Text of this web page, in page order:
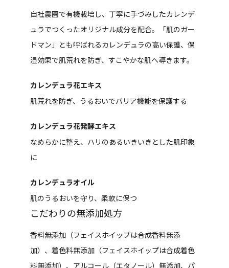
自社農園で有機栽培し、丁寧に手づみしたカレンデ
ュラでつくったオリジナル成分を配合。「肌のガー
ドマン」とも呼ばれるカレンデュラの高い保護、保
湿効果で肌荒れを防ぎ、すこやかな肌へ導きます。
カレンデュラ花エキス
肌荒れを防ぎ、うるおいでバリア機能を保護する
カレンデュラ花発酵エキス
なめらかに整え、ハリのあるいきいきとした肌印象
に
カレンデュラオイル
肌のうるおいを守り、柔軟に保つ
こだわりの無添加処方
香料無添加（フェイスホイップは合成香料無添
加）、着色料無添加（フェイスホイップは合成着色
料無添加）、アルコール（エタノール）無添加、パ